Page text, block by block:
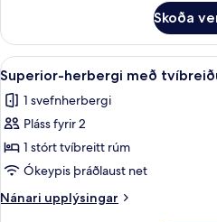
-
með
baði
herbergi
með
tvíbreiðu
rúmi
með
Skoða
Skoða
allar
myndir
fyrir
Superior-
herbergi
með
tvíbreiðu
9
Superior-herbergi með
1 svefnherbergi
Pláss fyrir 2
1 stórt tvíbreitt rúm
Ókeypis þráðlaust net
Nánari upplýsingar
Nánari